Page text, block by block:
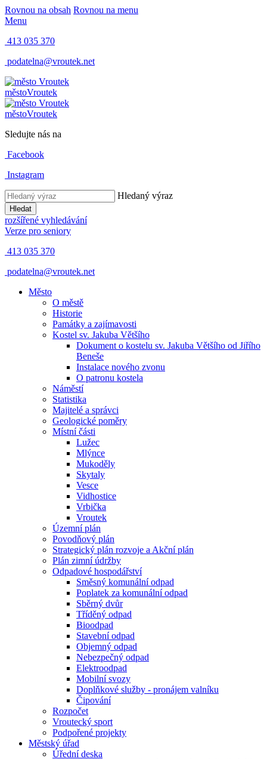
Rovnou na obsah Rovnou na menu
Menu
413 035 370
podatelna@vroutek.net
městoVroutek
městoVroutek
Sledujte nás na
Facebook
Instagram
Hledaný výraz
Hledat
rozšířené vyhledávání
Verze pro seniory
413 035 370
podatelna@vroutek.net
Město
O městě
Historie
Památky a zajímavosti
Kostel sv. Jakuba Většího
Dokument o kostelu sv. Jakuba Většího od Jiřího
Beneše
Instalace nového zvonu
O patronu kostela
Náměstí
Statistika
Majitelé a správci
Geologické poměry
Místní části
Lužec
Mlýnce
Mukoděly
Skytaly
Vesce
Vidhostice
Vrbička
Vroutek
Územní plán
Povodňový plán
Strategický plán rozvoje a Akční plán
Plán zimní údržby
Odpadové hospodářství
Směsný komunální odpad
Poplatek za komunální odpad
Sběrný dvůr
Tříděný odpad
Bioodpad
Stavební odpad
Objemný odpad
Nebezpečný odpad
Elektroodpad
Mobilní svozy
Doplňkové služby - pronájem valníku
Čipování
Rozpočet
Vroutecký sport
Podpořené projekty
Městský úřad
Úřední deska